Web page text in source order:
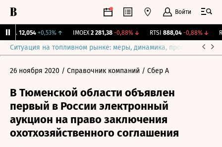
Войти
12,054 +0,53%↑ IMOEX 2 281,38 -0,88%↓ RTSI 888,04 -0,88%↓
Ситуация на топливном рынке: меры, динамика, прогнозы
26 ноября 2020 / Справочник компаний / Сбер А
В Тюменской области объявлен
первый в России электронный
аукцион на право заключения
охотхозяйственного соглашения